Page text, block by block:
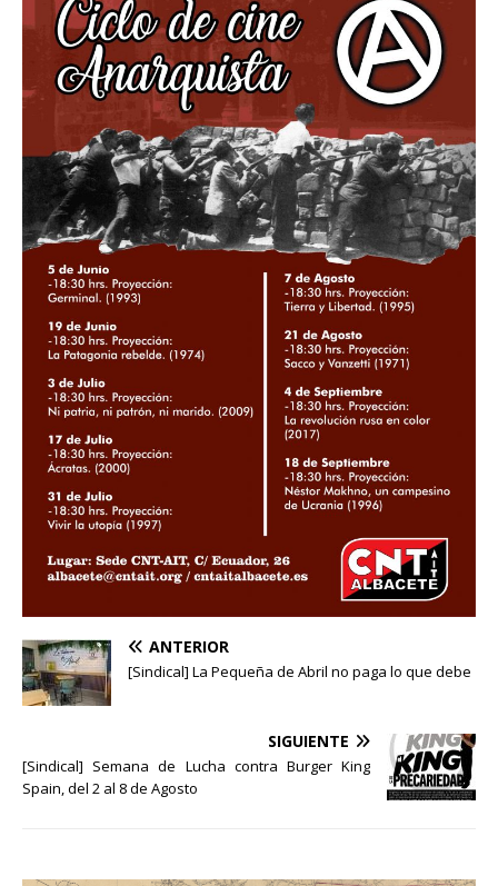
ANTERIOR
[Sindical] La Pequeña de Abril no paga lo que debe
SIGUIENTE
[Sindical] Semana de Lucha contra Burger King
Spain, del 2 al 8 de Agosto